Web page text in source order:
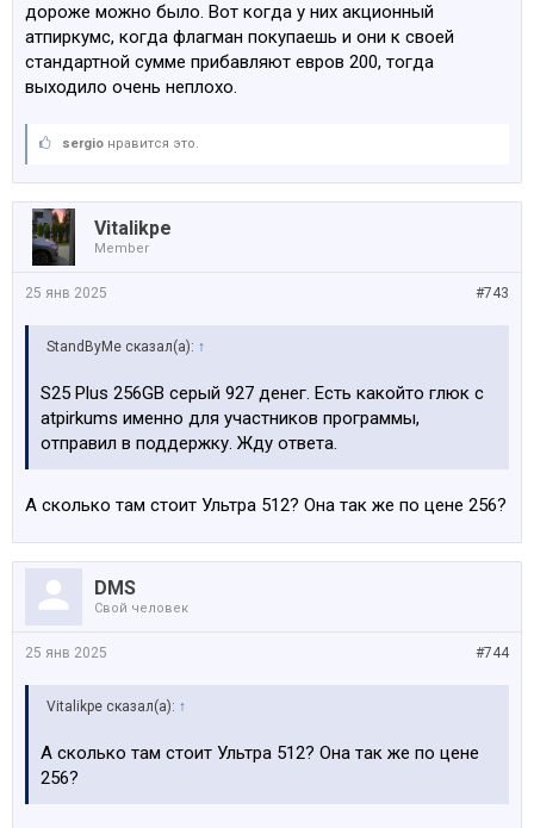
дороже можно было. Вот когда у них акционный
атпиркумс, когда флагман покупаешь и они к своей
стандартной сумме прибавляют евров 200, тогда
выходило очень неплохо.
sergio нравится это.
Vitalikpe
Member
#743
25 янв 2025
StandByMe сказал(а): ↑
S25 Plus 256GB серый 927 денег. Есть какойто глюк с
atpirkums именно для участников программы,
отправил в поддержку. Жду ответа.
А сколько там стоит Ультра 512? Она так же по цене 256?
DMS
Свой человек
#744
25 янв 2025
Vitalikpe сказал(а): ↑
А сколько там стоит Ультра 512? Она так же по цене
256?